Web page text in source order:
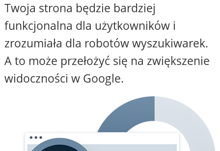
Twoja strona będzie bardziej
funkcjonalna dla użytkowników i
zrozumiała dla robotów wyszukiwarek.
A to może przełożyć się na zwiększenie
widoczności w Google.